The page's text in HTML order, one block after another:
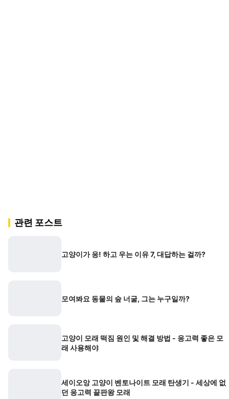
관련 포스트
고양이가 응! 하고 우는 이유 7, 대답하는 걸까?
모여봐요 동물의 숲 너굴, 그는 누구일까?
고양이 모래 떡짐 원인 및 해결 방법 - 응고력 좋은 모
래 사용해야
세이오앙 고양이 벤토나이트 모래 탄생기 - 세상에 없
던 응고력 끝판왕 모래